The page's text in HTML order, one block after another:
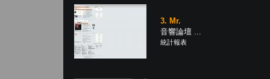
3. Mr.
音響論壇 ...
統計報表